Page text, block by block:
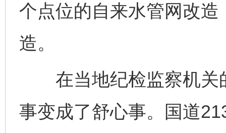
个点位的自来水管网改
造。
在当地纪检监察机关
事变成了舒心事。国道